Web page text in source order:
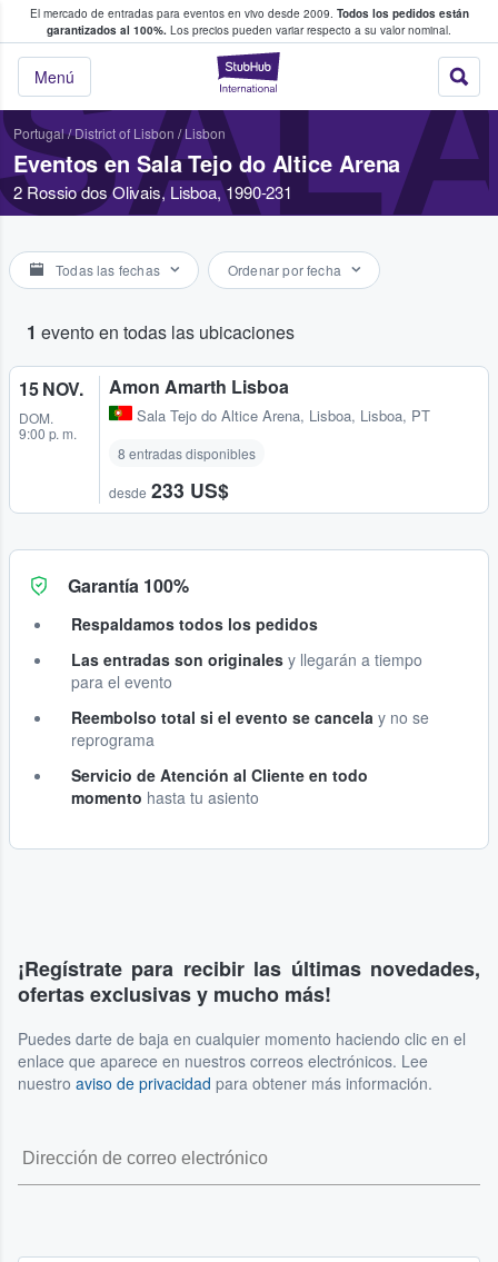
El mercado de entradas para eventos en vivo desde 2009. Todos los pedidos están
garantizados al 100%. Los precios pueden variar respecto a su valor nominal.
StubHub:
Menú
y venta de entradas entre fans
Portugal/District of Lisbon /Lisbon
Eventos en Sala Tejo do Altice Arena
2 Rossio dos Olivais, Lisboa, 1990-231
Todas las fechas Ordenar por fecha
1 evento en todas las ubicaciones
15 NOV.
DOM.
9:00 p. m.
Amon Amarth Lisboa
Sala Tejo do Altice Arena, Lisboa, Lisboa, PT
8 entradas disponibles
desde 233 US$
Garantía 100%
Respaldamos todos los pedidos
Las entradas son originales y llegarán a tiempo
para el evento
Reembolso total si el evento se cancela y no se
reprograma
Servicio de Atención al Cliente en todo
momento hasta tu asiento
¡Regístrate para recibir las últimas novedades,
ofertas exclusivas y mucho más!
Puedes darte de baja en cualquier momento haciendo clic en el
enlace que aparece en nuestros correos electrónicos. Lee
nuestro aviso de privacidad para obtener más información.